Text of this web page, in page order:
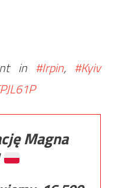
in #Irpin, #Kyiv
Magna